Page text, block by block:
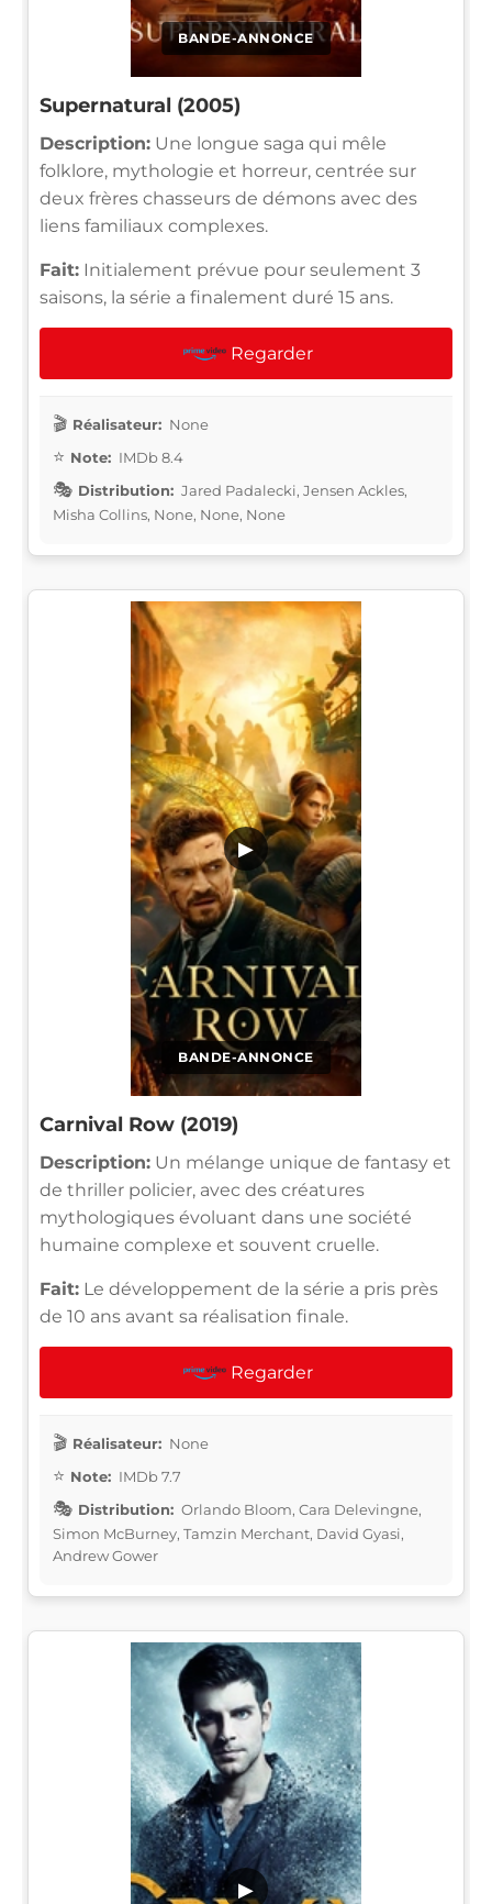
BANDE-ANNONCE
Supernatural (2005)
Description: Une longue saga qui mêle
folklore, mythologie et horreur, centrée sur
deux frères chasseurs de démons avec des
liens familiaux complexes.
Fait: Initialement prévue pour seulement 3
saisons, la série a finalement duré 15 ans.
Regarder
Réalisateur: None
Note: IMDb 8.4
Distribution: Jared Padalecki, Jensen Ackles,
Misha Collins, None, None, None
BANDE-ANNONCE
▶
Carnival Row (2019)
Description: Un mélange unique de fantasy et
de thriller policier, avec des créatures
mythologiques évoluant dans une société
humaine complexe et souvent cruelle.
Fait: Le développement de la série a pris près
de 10 ans avant sa réalisation finale.
Regarder
Réalisateur: None
Note: IMDb 7.7
Distribution: Orlando Bloom, Cara Delevingne,
Simon McBurney, Tamzin Merchant, David Gyasi,
Andrew Gower
▶